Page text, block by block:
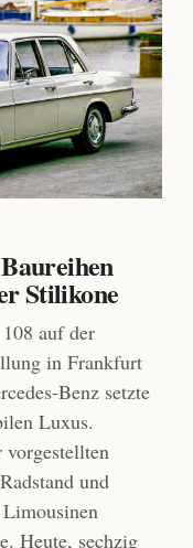
Stilikone
auf der
in Frankfurt
Benz setzte
Luxus.
vorgestellten
und
Heute, sechzig